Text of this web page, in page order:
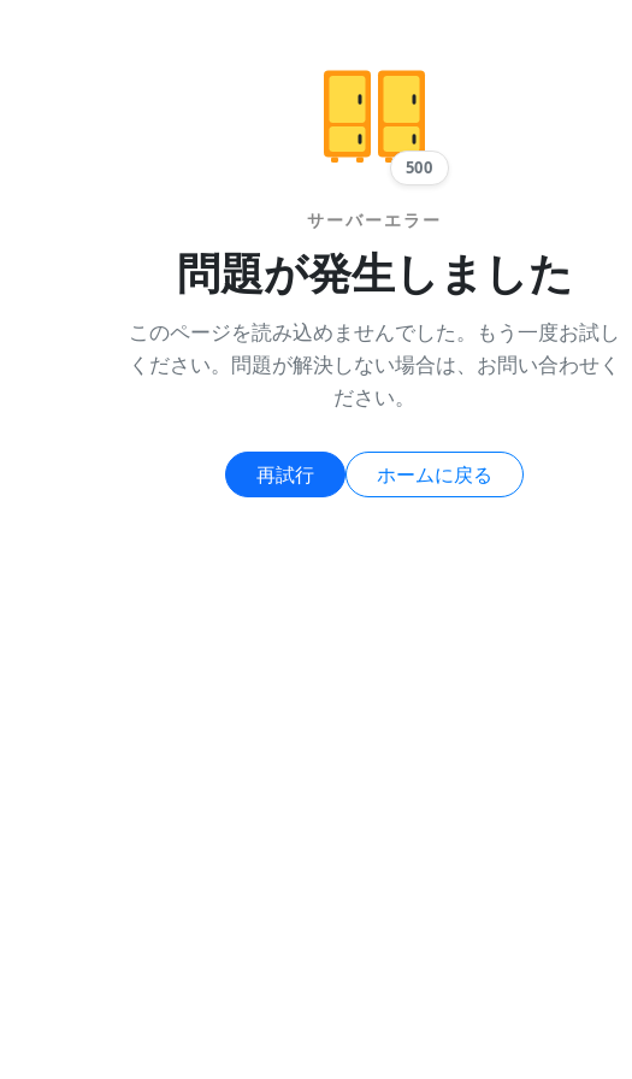
500
サーバーエラー
問題が発生しました
このページを読み込めませんでした。もう一度お試し
ください。問題が解決しない場合は、お問い合わせく
ださい。
再試行 ホームに戻る